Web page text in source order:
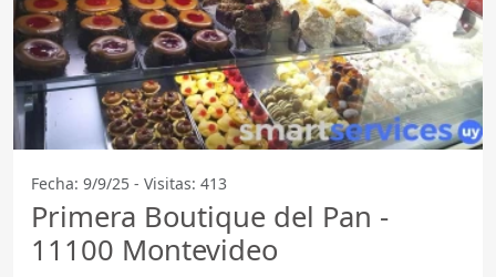
Fecha: 9/9/25 - Visitas: 413
Primera Boutique del Pan -
11100 Montevideo